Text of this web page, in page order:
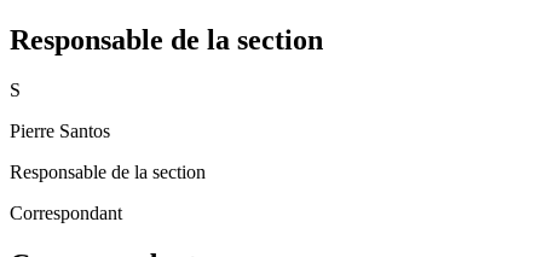
Responsable de la section
S
Pierre Santos
Responsable de la section
Correspondant